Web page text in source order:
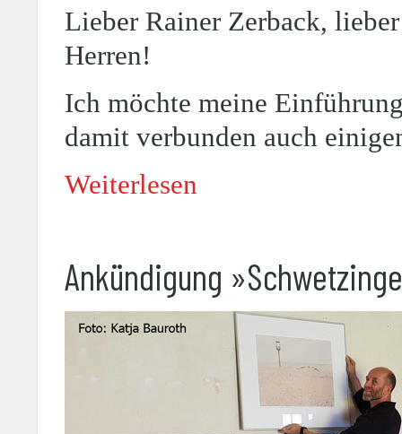
Lieber Rainer Zerback,
Herren!
Ich möchte meine
damit verbunden auch
Weiterlesen
Ankündigung